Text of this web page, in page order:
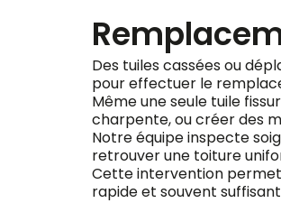
Des tuiles cassées ou
pour effectuer le
Même une seule tuile
charpente, ou créer des
Notre équipe inspecte
retrouver une toiture
Cette intervention permet
rapide et souvent